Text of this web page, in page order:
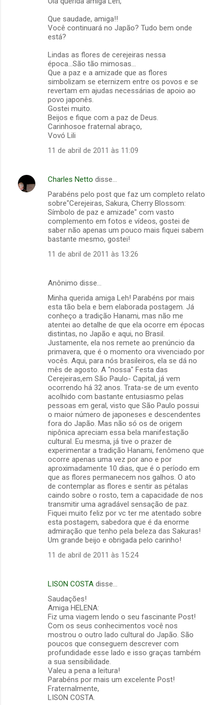
Que saudade, amiga!!
Você continuará no Japão? Tudo bem onde
está?
Lindas as flores de cerejeiras nessa
época...São tão mimosas...
Que a paz e a amizade que as flores
simbolizam se eternizem entre os povos e se
revertam em ajudas necessárias de apoio ao
povo japonês.
Gostei muito.
Beijos e fique com a paz de Deus.
Carinhosoe fraternal abraço,
Vovó Lili
11 de abril de 2011 às 11:09
Charles Netto disse…
Parabéns pelo post que faz um completo relato
sobre"Cerejeiras, Sakura, Cherry Blossom:
Símbolo de paz e amizade" com vasto
complemento em fotos e vídeos, gostei de
saber não apenas um pouco mais fiquei sabem
bastante mesmo, gostei!
11 de abril de 2011 às 13:26
Anônimo disse…
Minha querida amiga Leh! Parabéns por mais
esta tão bela e bem elaborada postagem. Já
conheço a tradição Hanami, mas não me
atentei ao detalhe de que ela ocorre em épocas
distintas, no Japão e aqui, no Brasil.
Justamente, ela nos remete ao prenúncio da
primavera, que é o momento ora vivenciado por
vocês. Aqui, para nós brasileiros, ela se dá no
mês de agosto. A "nossa" Festa das
Cerejeiras,em São Paulo- Capital, já vem
ocorrendo há 32 anos. Trata-se de um evento
acolhido com bastante entusiasmo pelas
pessoas em geral, visto que São Paulo possui
o maior número de japoneses e descendentes
fora do Japão. Mas não só os de origem
nipônica apreciam essa bela manifestação
cultural. Eu mesma, já tive o prazer de
experimentar a tradição Hanami, fenômeno que
ocorre apenas uma vez por ano e por
aproximadamente 10 dias, que é o período em
que as flores permanecem nos galhos. O ato
de contemplar as flores e sentir as pétalas
caindo sobre o rosto, tem a capacidade de nos
transmitir uma agradável sensação de paz.
Fiquei muito feliz por vc ter me atentado sobre
esta postagem, sabedora que é da enorme
admiração que tenho pela beleza das Sakuras!
Um grande beijo e obrigada pelo carinho!
11 de abril de 2011 às 15:24
LISON COSTA disse…
Saudações!
Amiga HELENA:
Fiz uma viagem lendo o seu fascinante Post!
Com os seus conhecimentos você nos
mostrou o outro lado cultural do Japão. São
poucos que conseguem descrever com
profundidade esse lado e isso graças também
a sua sensibilidade.
Valeu a pena a leitura!
Parabéns por mais um excelente Post!
Fraternalmente,
LISON COSTA.